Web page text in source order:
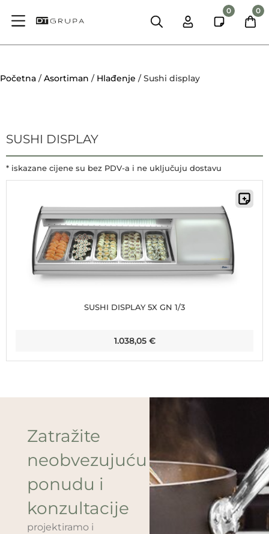
0 0
Početna /Asortiman / Hlađenje / Sushi display
SUSHI DISPLAY
* iskazane cijene su bez PDV-a i ne uključuju dostavu
SUSHI DISPLAY 5X GN 1/3
1.038,05 €
Zatražite
neobvezujuću
ponudu i
konzultacije
projektiramo i